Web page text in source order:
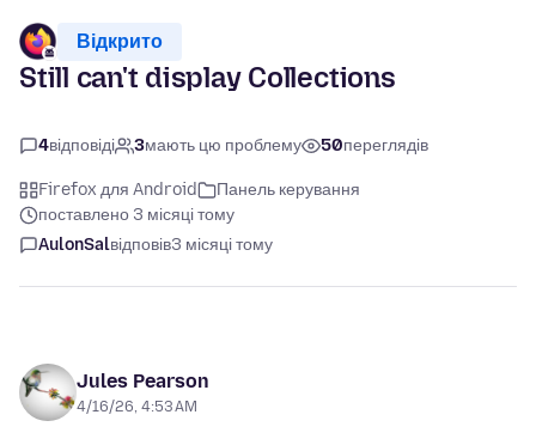
Відкрито
Still can't display Collections
4відповіді 3мають цю проблему 50переглядів
Firefox для Android
Панель керування
поставлено 3 місяці тому
AulonSalвідповів3 місяці тому
Jules Pearson
4/16/26, 4:53 AM